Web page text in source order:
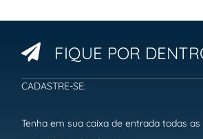
FIQUE POR
CADASTRE-SE:
Tenha em sua caixa de entrada todas as